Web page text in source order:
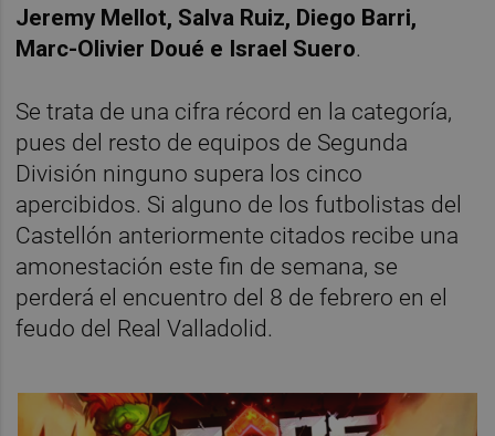
Jeremy Mellot, Salva Ruiz, Diego Barri,
Marc-Olivier Doué e Israel Suero.
Se trata de una cifra récord en la categoría,
pues del resto de equipos de Segunda
División ninguno supera los cinco
apercibidos. Si alguno de los futbolistas del
Castellón anteriormente citados recibe una
amonestación este fin de semana, se
perderá el encuentro del 8 de febrero en el
feudo del Real Valladolid.